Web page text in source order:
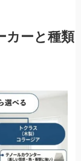
カーと種類